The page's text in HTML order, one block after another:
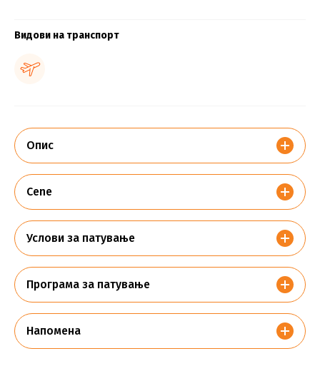
Видови на транспорт
Опис
Cene
Услови за патување
Програма за патување
Напомена